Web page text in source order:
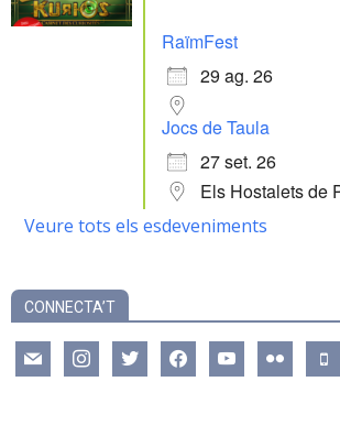
RaïmFest
29 ag. 26
Jocs de Taula
27 set. 26
Els Hostalets de
Veure tots els esdeveniments
CONNECTA’T
mail instagramtwitter facebookyoutube flickr